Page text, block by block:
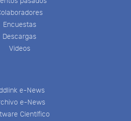
Encuestas
Descargas
Videos
e-News
e-News
Científico